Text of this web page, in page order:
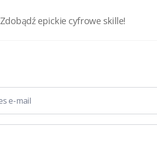
Zdobądź epickie cyfrowe skille!